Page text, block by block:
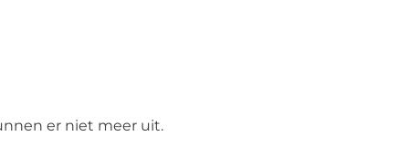
er niet meer uit.